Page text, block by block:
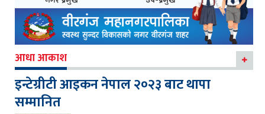
आधा आकाश
इन्टेग्रीटी आइकन नेपाल २०२३ बाट थापा
सम्मानित